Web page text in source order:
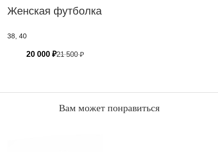
Женская футболка
38, 40
21 500₽
20 000 ₽
Вам может понравиться